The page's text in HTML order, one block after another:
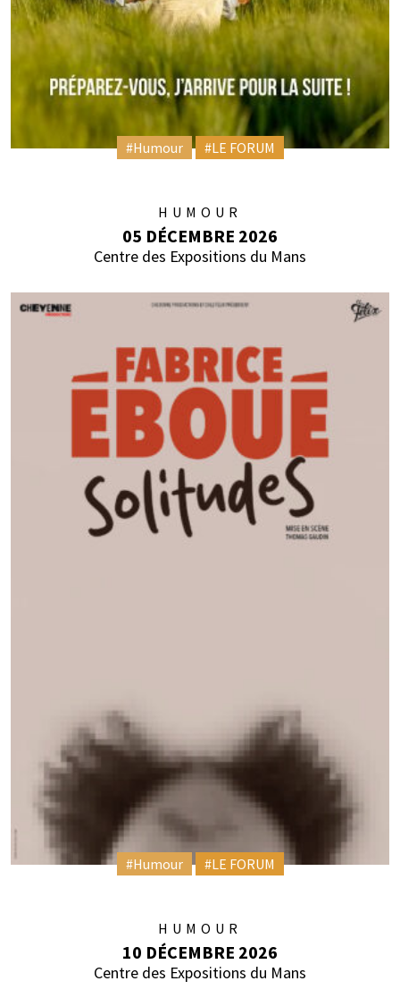
#Humour #LE FORUM
HUMOUR
05 DÉCEMBRE 2026
Centre des Expositions du Mans
#Humour #LE FORUM
HUMOUR
10 DÉCEMBRE 2026
Centre des Expositions du Mans